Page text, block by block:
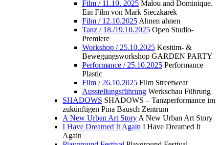
Film / 11.10. 2025 Malou and Dominique.
Ein Film von Mark Sieczkarek
Film / 12.10.2025 Ahnen ahnen
Tanz / 18./19.10.2025 Open Studio-
Premiere
Workshop / 25.10.2025 Kostüm- &
Bewegungsworkshop GARDEN PARTY
Performance / 25.10.2025 Performance
Plastic
Film / 26.10.2025 Film Streetwear
Ausstellungsführung Werkschau Führung
SHADOWS SHADOWS – Tanzperformance im
zukünftigen Pina Bausch Zentrum
A New Urban Art Story A New Urban Art Story
I Have Dreamed It Again I Have Dreamed It
Again